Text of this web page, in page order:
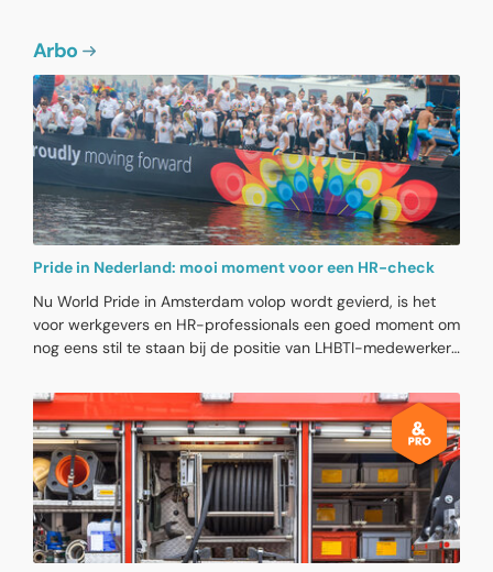
Arbo
Pride in Nederland: mooi moment voor een HR-check
Nu World Pride in Amsterdam volop wordt gevierd, is het
voor werkgevers en HR-professionals een goed moment om
nog eens stil te staan bij de positie van LHBTI-medewerkers
uitgebreid Pride-programma nodig heeft, maar wel omdat
dit thema nog steeds invloed heeft op hoe veilig en vrij
iemand zich voelt op het werk. Inclusief HR-beleid draait
niet om een voorkeursbehandeling voor allerlei groepen,
maar om gelijke kansen, sociale veiligheid en ruimte voor
iedereen om het beste uit zichzelf te halen.